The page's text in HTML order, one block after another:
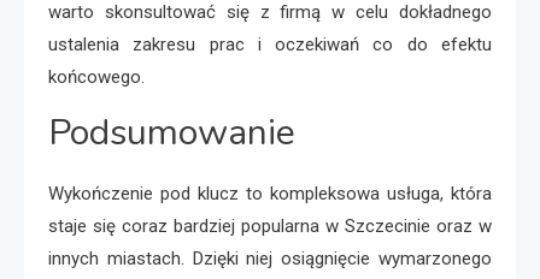
warto skonsultować się z firmą w celu dokładnego
ustalenia zakresu prac i oczekiwań co do efektu
końcowego.
Podsumowanie
Wykończenie pod klucz to kompleksowa usługa, która
staje się coraz bardziej popularna w Szczecinie oraz w
innych miastach. Dzięki niej osiągnięcie wymarzonego